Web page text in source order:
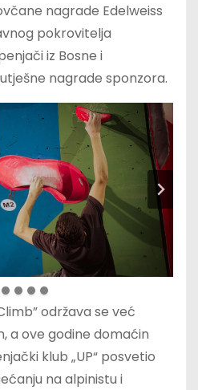
nagrade Edelweiss
pokrovitelja
iz Bosne i
nagrade sponzora.
održava se već
a ove godine domaćin
klub „UP“ posvetio
na alpinistu i